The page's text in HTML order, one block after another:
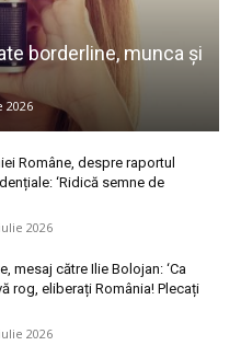
borderline, munca și
2026
Române, despre raportul
‘Ridică semne de
2026
mesaj către Ilie Bolojan: ‘Ca
rog, eliberați România! Plecați
2026